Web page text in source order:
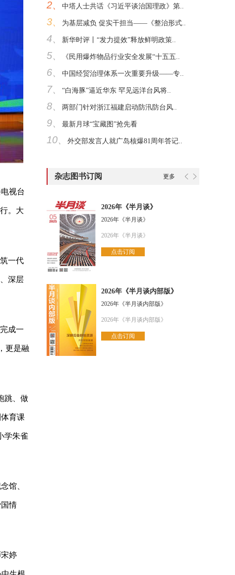
视台
。大
一代
深层
成一
更是融
跳、做
育课
学朱雀
馆、
情
婷
2、 中塔人士共话《习近平谈治国理政》第..
3、 为基层减负 促实干担当——《整治形式..
4、 新华时评丨“发力提效”释放鲜明政策..
5、 《民用爆炸物品行业安全发展“十五五..
6、 中国经贸治理体系一次重要升级——专..
7、 “白海豚”逼近华东 罕见远洋台风将..
8、 两部门针对浙江福建启动防汛防台风..
9、 最新月球“宝藏图”抢先看
10、 外交部发言人就广岛核爆81周年答记..
杂志图书订阅 更多
2026年《半月谈》
2026年《半月谈》
2026年《半月谈》
点击订阅
2026年《半月谈内部版》
2026年《半月谈内部版》
2026年《半月谈内部版》
点击订阅